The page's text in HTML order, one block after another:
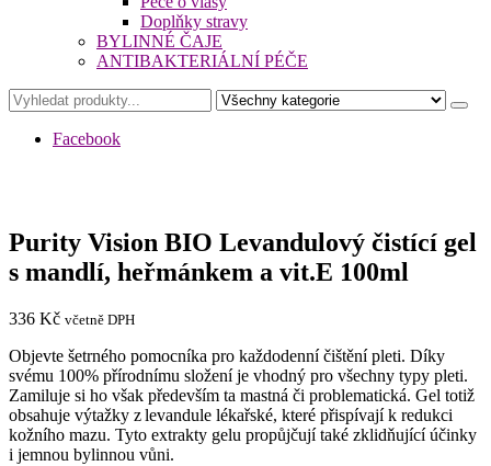
Doplňky stravy
BYLINNÉ ČAJE
ANTIBAKTERIÁLNÍ PÉČE
Facebook
Purity Vision BIO Levandulový čistící gel
s mandlí, heřmánkem a vit.E 100ml
336 Kč včetně DPH
Objevte šetrného pomocníka pro každodenní čištění pleti. Díky
svému 100% přírodnímu složení je vhodný pro všechny typy pleti.
Zamiluje si ho však především ta mastná či problematická. Gel totiž
obsahuje výtažky z levandule lékařské, které přispívají k redukci
kožního mazu. Tyto extrakty gelu propůjčují také zklidňující účinky
i jemnou bylinnou vůni.